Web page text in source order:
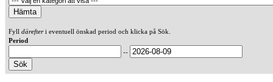
Fyll därefteri eventuell önskad period och klicka på Sök.
Period
--